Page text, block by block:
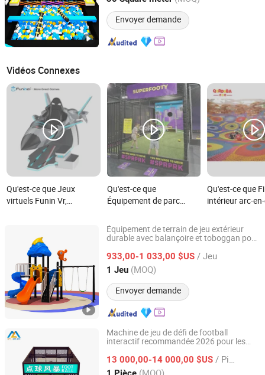
Envoyer demande
Vidéos Connexes
Qu'est-ce que Jeux
virtuels Funin Vr,
virtuelle, équipement de
parc d'attractions
Qu'est-ce que
Équipement de parc
pour enfants
Qu'est-ce que
intérieur arc-
aires de loisirs
enfants
Équipement de terrain de jeu extérieur
durable avec balançoire et toboggan pour
933,00-1 033,00 $US / Jeu
1 Jeu (MOQ)
Envoyer demande
Wenzhou Shengxin Amusement Equipment Co., Ltd.
Zhejiang, China Depuis 2025
Machine de jeu de défi de football
interactif recommandée 2026 pour les
13 000,00-14 000,00 $US / Pièce
Guangzhou Mei Yi Lian Anime Technology Co., Ltd.
Guangdong, China Depuis 2026